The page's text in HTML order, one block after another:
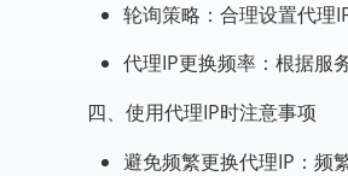
轮询策略：合理设置代理
代理IP更换频率：根据服
四、使用代理IP时注意事项
避免频繁更换代理IP：频